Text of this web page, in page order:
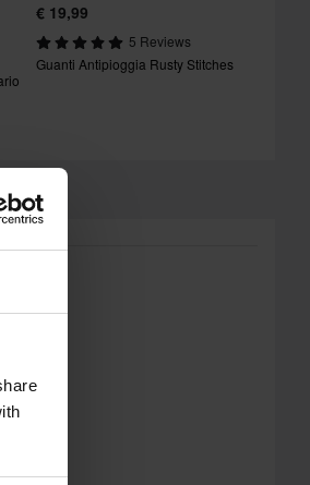
€ 19,99
5 Reviews
Guanti Antipioggia Rusty Stitches